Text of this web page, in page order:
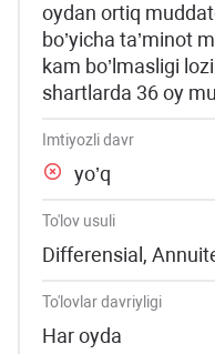
oydan ortiq
bo’yicha ta’minot
kam bo’lmasligi
shartlarda 36 oy
Imtiyozli davr
yo’q
To'lov usuli
Differensial,
To'lovlar davriyligi
Har oyda